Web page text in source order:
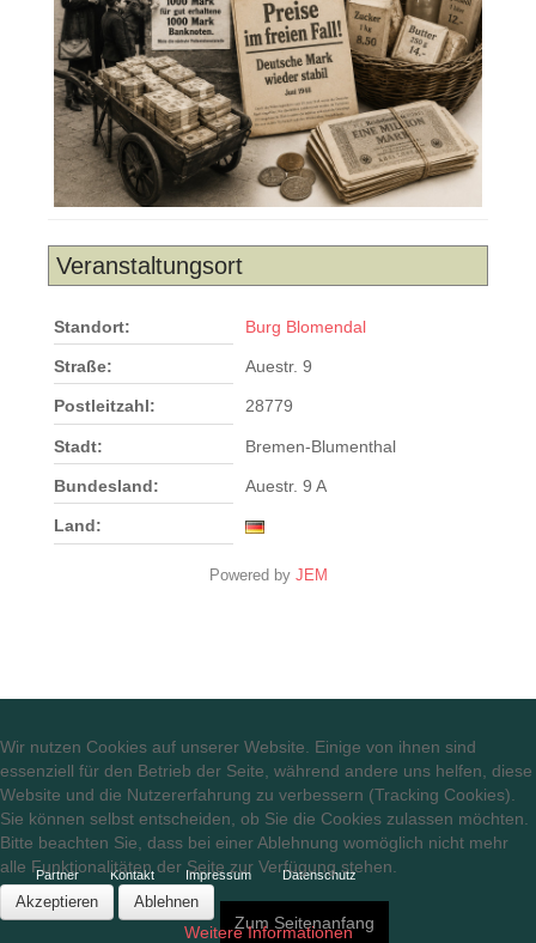
Veranstaltungsort
Standort: Burg Blomendal
Straße: Auestr. 9
Postleitzahl: 28779
Stadt: Bremen-Blumenthal
Bundesland: Auestr. 9 A
Land:
Powered by JEM
Partner Kontakt Impressum Datenschutz
Zum Seitenanfang
Wir nutzen Cookies auf unserer Website. Einige von ihnen sind
essenziell für den Betrieb der Seite, während andere uns helfen, diese
Website und die Nutzererfahrung zu verbessern (Tracking Cookies).
Sie können selbst entscheiden, ob Sie die Cookies zulassen möchten.
Bitte beachten Sie, dass bei einer Ablehnung womöglich nicht mehr
alle Funktionalitäten der Seite zur Verfügung stehen.
Akzeptieren Ablehnen
Weitere Informationen